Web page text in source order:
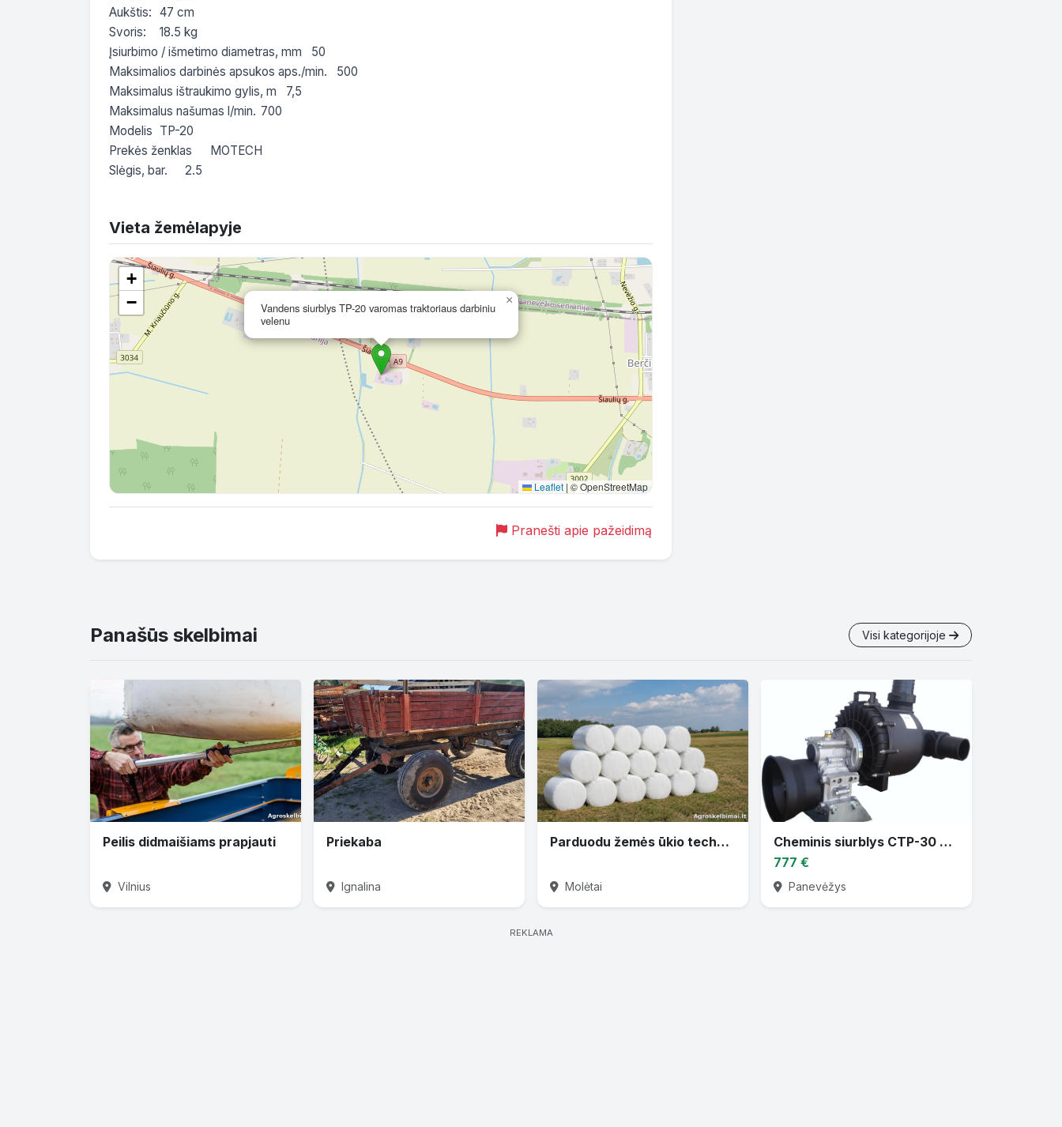
Aukštis:	47 cm
Svoris:	18.5 kg
Įsiurbimo / išmetimo diametras, mm	50
Maksimalios darbinės apsukos aps./min.	500
Maksimalus ištraukimo gylis, m	7,5
Maksimalus našumas l/min.	700
Modelis	TP-20
Prekės ženklas	MOTECH
Slėgis, bar.	2.5
Vieta žemėlapyje
Vandens siurblys TP-20 varomas traktoriaus darbiniu
velenu
×
+
−
Leaflet |© OpenStreetMap
Pranešti apie pažeidimą
Panašūs skelbimai Visi kategorijoje
Peilis didmaišiams prapjauti
Vilnius
Priekaba
Ignalina
Parduodu žemės ūkio techniką
Molėtai
Cheminis siurblys CTP-30 varomas traktoriaus darbiniu velenu
777 €
Panevėžys
REKLAMA